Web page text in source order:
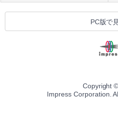
PC版で
Copyright
Impress Corporation.